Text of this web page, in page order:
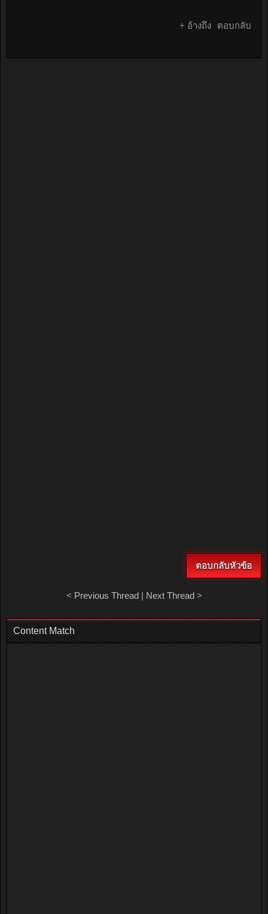
+ อ้างถึง ตอบกลับ
ตอบกลับหัวข้อ
< Previous Thread| Next Thread>
Content Match